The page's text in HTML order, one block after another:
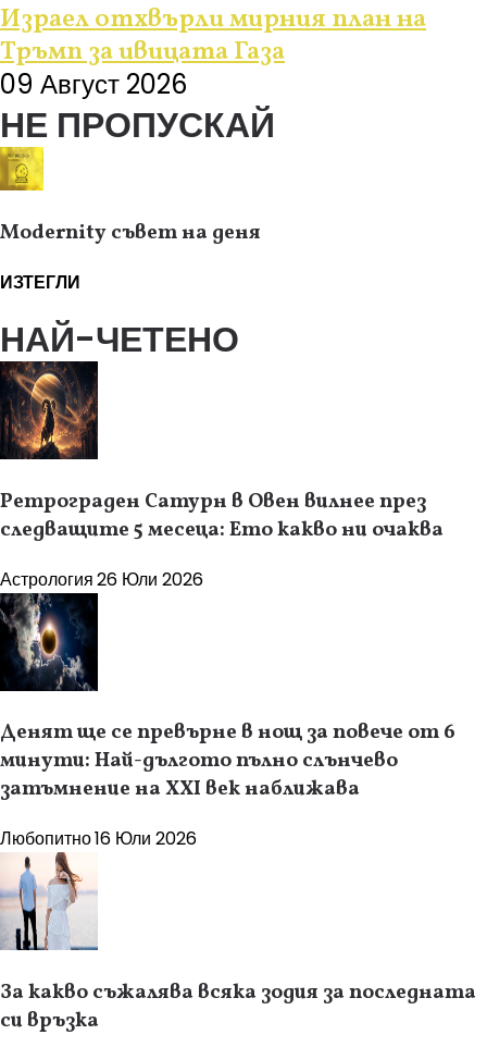
Израел отхвърли мирния план на
Тръмп за ивицата Газа
09 Август 2026
НЕ ПРОПУСКАЙ
Modernity съвет на деня
ИЗТЕГЛИ
НАЙ-ЧЕТЕНО
Ретрограден Сатурн в Овен вилнее през
следващите 5 месеца: Ето какво ни очаква
Астрология26 Юли 2026
Денят ще се превърне в нощ за повече от 6
минути: Най-дългото пълно слънчево
затъмнение на XXI век наближава
Любопитно16 Юли 2026
За какво съжалява всяка зодия за последната
си връзка